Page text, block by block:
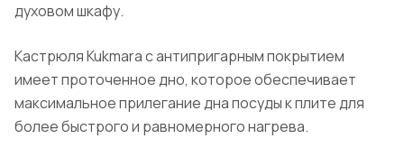
духовом шкафу.
Кастрюля Kukmara с антипригарным покрытием
имеет проточенное дно, которое обеспечивает
максимальное прилегание дна посуды к плите для
более быстрого и равномерного нагрева.